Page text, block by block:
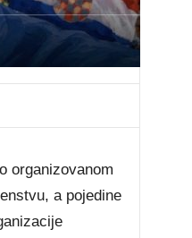
organizovanom
a pojedine